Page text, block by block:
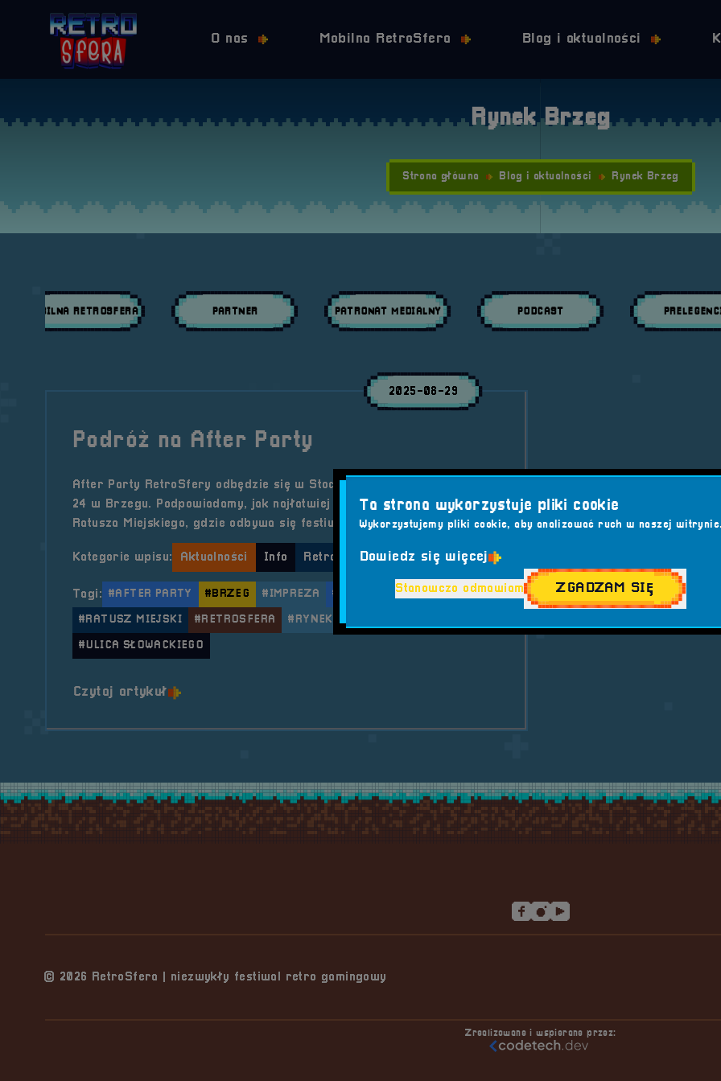
O nas Mobilna RetroSfera Blog i aktualności
Rynek Brzeg
Strona główna Blog i aktualności Rynek Brzeg
MOBILNA RETROSFERA PARTNER PATRONAT MEDIALNY PODCAST
2025-08-29
Podróż na After Party
After Party RetroSfery odbędzie się w Stodole przy ul. Starobrzeskiej
24 w Brzegu. Podpowiadamy, jak najłatwiej dotrzeć tam pieszo z
Ratusza Miejskiego, gdzie odbywa się festiwal.
Kategorie wpisu: Aktualności Info RetroSfera vol. 7
Tagi: #AFTER PARTY #BRZEG #IMPREZA #INTEGRACJA #KONCERT
#RATUSZ MIEJSKI #RETROSFERA #RYNEK BRZEG
#ULICA SŁOWACKIEGO
Czytaj artykuło tytule Podróż na After Party
© 2026 RetroSfera | niezwykły festiwal retro gamingowy
Zrealizowane i wspierane przez:
Ta strona wykorzystuje pliki cookie
Wykorzystujemy pliki cookie, aby analizować ruch w naszej
Dowiedz się więcej
Stanowczo odmawiam ZGADZAM SIĘ